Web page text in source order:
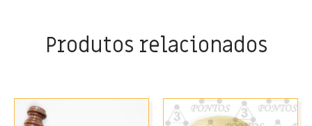
Produtos relacionados